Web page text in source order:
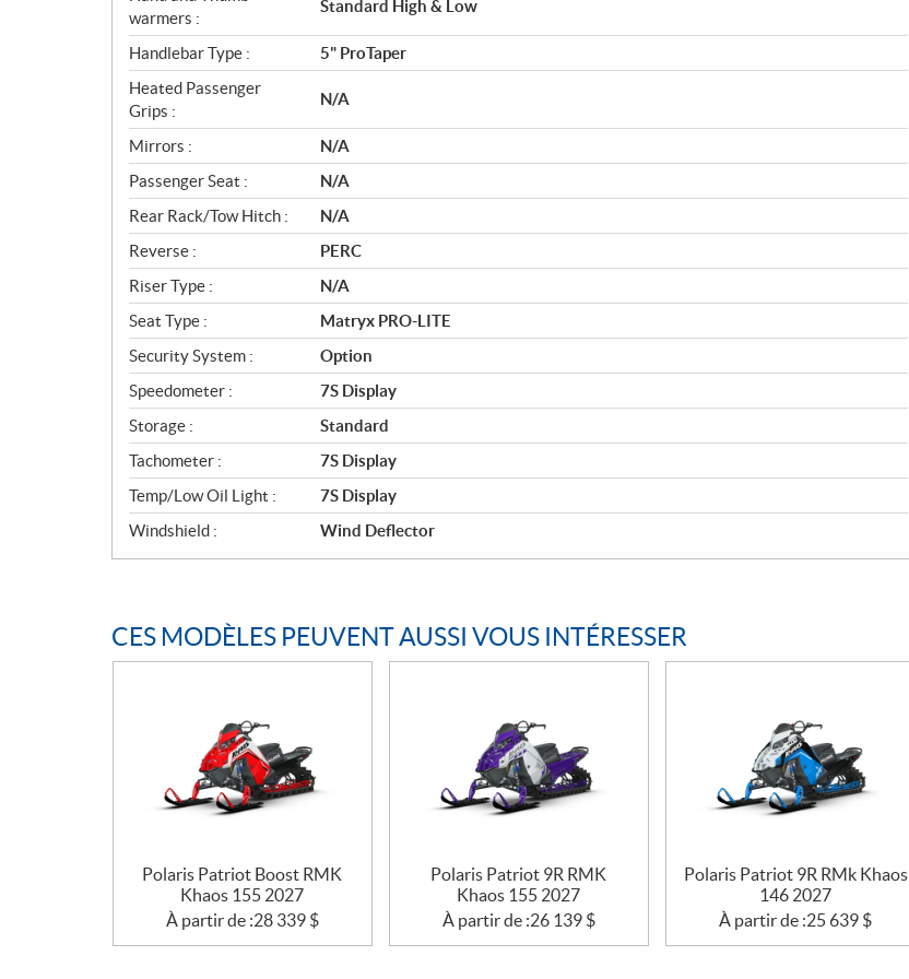
warmers :
Standard High & Low
Handlebar Type :
5" ProTaper
Heated Passenger
Grips :
N/A
Mirrors :
N/A
Passenger Seat :
N/A
Rear Rack/Tow Hitch :
N/A
Reverse :
PERC
Riser Type :
N/A
Seat Type :
Matryx PRO-LITE
Security System :
Option
Speedometer :
7S Display
Storage :
Standard
Tachometer :
7S Display
Temp/Low Oil Light :
7S Display
Windshield :
Wind Deflector
CES MODÈLES PEUVENT AUSSI VOUS INTÉRESSER
Polaris Patriot Boost RMK
Khaos 155 2027
À partir de :28 339 $
Polaris Patriot 9R RMK
Khaos 155 2027
À partir de :26 139 $
Polaris Patriot 9R RMk Khaos
146 2027
À partir de :25 639 $